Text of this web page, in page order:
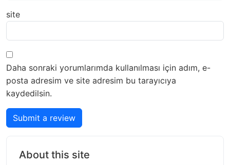
site
Daha sonraki yorumlarımda kullanılması için adım, e-
posta adresim ve site adresim bu tarayıcıya
kaydedilsin.
Submit a review
About this site